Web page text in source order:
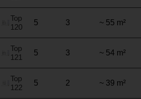
Top
120
5 3 ~ 55 m²
Top
121
5 3 ~ 54 m²
Top
122
5 2 ~ 39 m²